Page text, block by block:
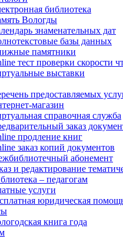
библиотека
Вологды
знаменательных дат
базы данных
памятники
тест проверки скорости
выставки
предоставляемых
магазин
справочная служба
заказ
продление книг
заказ копий документов
абонемент
и редактирование
– педагогам
услуги
юридическая
книга года